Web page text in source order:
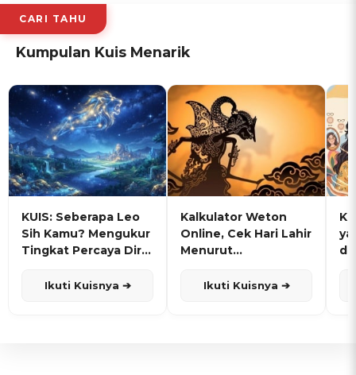
CARI TAHU
Kumpulan Kuis Menarik
KUIS: Seberapa Leo
Sih Kamu? Mengukur
Tingkat Percaya Diri
Ikuti Kuisnya ➔
Kalkulator Weton
Online, Cek Hari Lahir
Menurut
Ikuti Kuisnya ➔